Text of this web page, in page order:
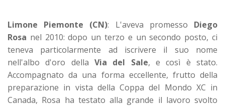
Limone Piemonte (CN): L'aveva promesso Diego
Rosa nel 2010: dopo un terzo e un secondo posto, ci
teneva particolarmente ad iscrivere il suo nome
nell'albo d'oro della Via del Sale, e così è stato.
Accompagnato da una forma eccellente, frutto della
preparazione in vista della Coppa del Mondo XC in
Canada, Rosa ha testato alla grande il lavoro svolto